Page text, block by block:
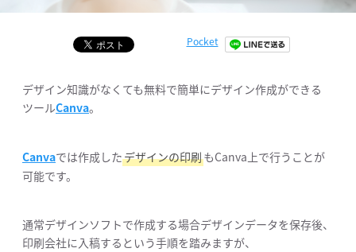
Pocket
デザイン知識がなくても無料で簡単にデザイン作成ができる
ツールCanva。
Canvaでは作成したデザインの印刷もCanva上で行うことが
可能です。
通常デザインソフトで作成する場合デザインデータを保存後、
印刷会社に入稿するという手順を踏みますが、